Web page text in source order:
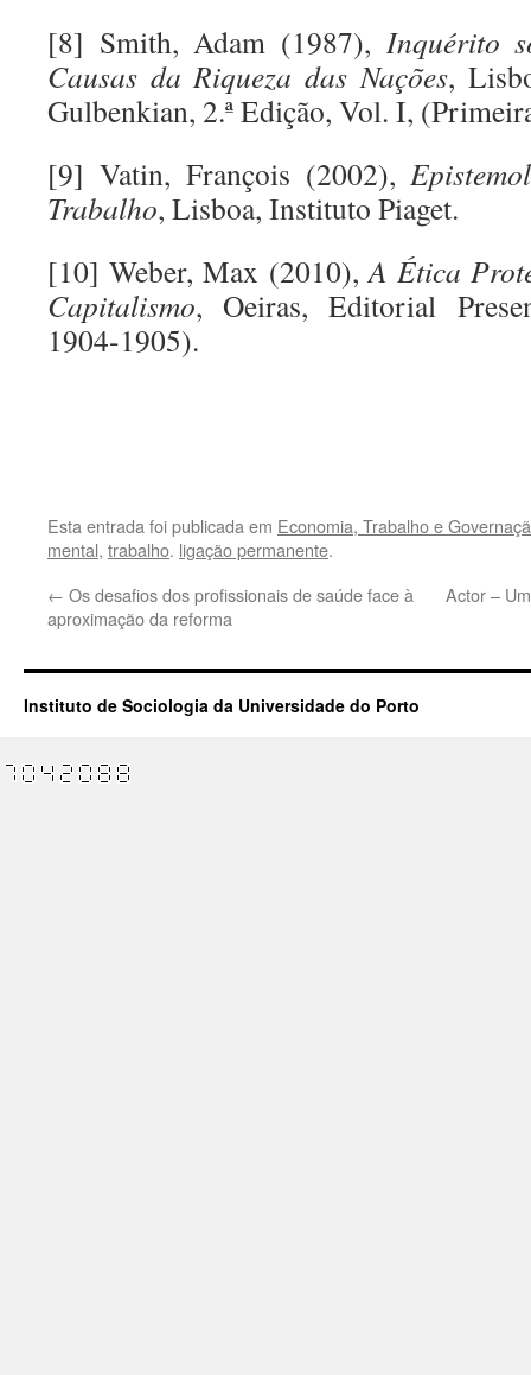
[8] Smith, Adam (1987), Inquérito
Causas da Riqueza das Nações,
Gulbenkian, 2.ª Edição, Vol. I,
[9] Vatin, François (2002),
Trabalho, Lisboa, Instituto Piaget.
[10] Weber, Max (2010),A Ética
Capitalismo, Oeiras, Editorial
1904-1905).
Esta entrada foi publicada em Economia, Trabalho e
mental, trabalho. ligação permanente.
← Os desafios dos profissionais de saúde face à
aproximação da reforma
Actor –
Instituto de Sociologia da Universidade do Porto